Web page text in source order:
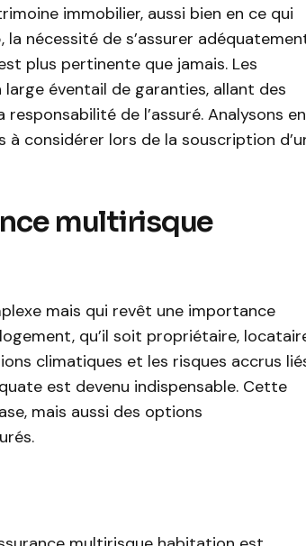
immobilier, aussi bien en ce qui
nécessité de s’assurer
plus pertinente que jamais. Les
éventail de garanties, allant des
de l’assuré. Analysons en
considérer lors de la souscription
multirisque
mais qui revêt une importance
qu’il soit propriétaire,
climatiques et les risques accrus
est devenu indispensable. Cette
mais aussi des options